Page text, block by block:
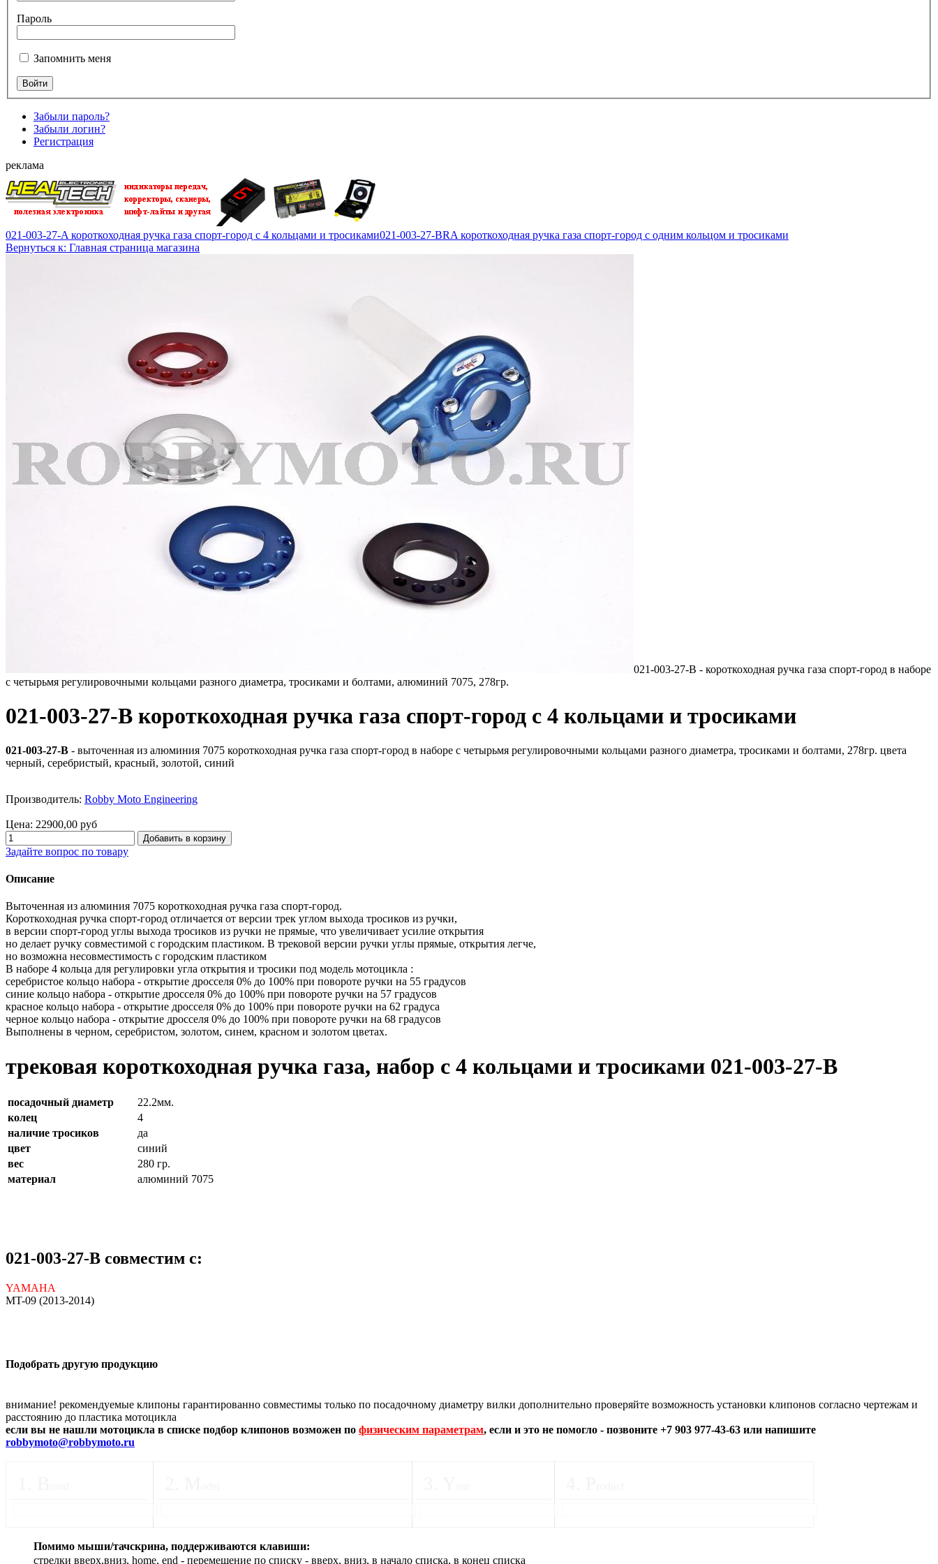
Пароль
Запомнить меня
Забыли пароль?
Забыли логин?
Регистрация
реклама
021-003-27-A короткоходная ручка газа спорт-город с 4 кольцами и тросиками021-003-27-BRA короткоходная ручка газа спорт-город с одним кольцом и тросиками
Вернуться к: Главная страница магазина
021-003-27-B - короткоходная ручка газа спорт-город в наборе
с четырьмя регулировочными кольцами разного диаметра, тросиками и болтами, алюминий 7075, 278гр.
021-003-27-B короткоходная ручка газа спорт-город с 4 кольцами и тросиками
021-003-27-B - выточенная из алюминия 7075 короткоходная ручка газа спорт-город в наборе с четырьмя регулировочными кольцами разного диаметра, тросиками и болтами, 278гр. цвета
черный, серебристый, красный, золотой, синий
Производитель: Robby Moto Engineering
Цена: 22900,00 руб
Задайте вопрос по товару
Описание
Выточенная из алюминия 7075 короткоходная ручка газа спорт-город.
Короткоходная ручка спорт-город отличается от версии трек углом выхода тросиков из ручки,
в версии спорт-город углы выхода тросиков из ручки не прямые, что увеличивает усилие открытия
но делает ручку совместимой с городским пластиком. В трековой версии ручки углы прямые, открытия легче,
но возможна несовместимость с городским пластиком
В наборе 4 кольца для регулировки угла открытия и тросики под модель мотоцикла :
серебристое кольцо набора - открытие дросселя 0% до 100% при повороте ручки на 55 градусов
синие кольцо набора - открытие дросселя 0% до 100% при повороте ручки на 57 градусов
красное кольцо набора - открытие дросселя 0% до 100% при повороте ручки на 62 градуса
черное кольцо набора - открытие дросселя 0% до 100% при повороте ручки на 68 градусов
Выполнены в черном, серебристом, золотом, синем, красном и золотом цветах.
трековая короткоходная ручка газа, набор с 4 кольцами и тросиками 021-003-27-B
посадочный диаметр
22.2мм.
колец
4
наличие тросиков
да
цвет
синий
вес
280 гр.
материал
алюминий 7075
021-003-27-B совместим с:
YAMAHA
MT-09 (2013-2014)
Подобрать другую продукцию
внимание! рекомендуемые клипоны гарантированно совместимы только по посадочному диаметру вилки дополнительно проверяйте возможность установки клипонов согласно чертежам и
расстоянию до пластика мотоцикла
если вы не нашли мотоцикла в списке подбор клипонов возможен по физическим параметрам, если и это не помогло - позвоните +7 903 977-43-63 или напишите
robbymoto@robbymoto.ru
Помимо мыши/тачскрина, поддерживаются клавиши:
стрелки вверх,вниз, home, end - перемещение по списку - вверх, вниз, в начало списка, в конец списка